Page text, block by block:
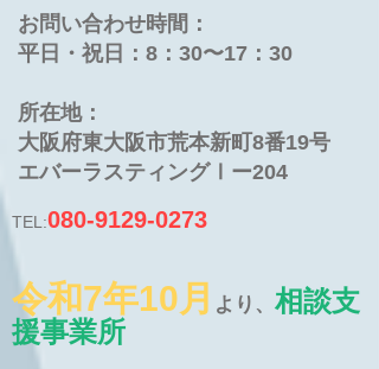
お問い合わせ時間：
平日・祝日：8：30〜17：30
​所在地：
大阪府東大阪市荒本新町8番19号
​エバーラスティングⅠー204
TEL:080-9129-0273
令和7年10月 より、 相談支
援事業所